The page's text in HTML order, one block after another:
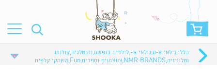
כללי,גילאי 6-8 ,גילאי 8+ ,לילדים בנפשם,נוסטלגיה,קולנוע
וטלוויזיה,
NMR BRANDS
,צעצועים וספרים,
Fun
,משחקי קלפים